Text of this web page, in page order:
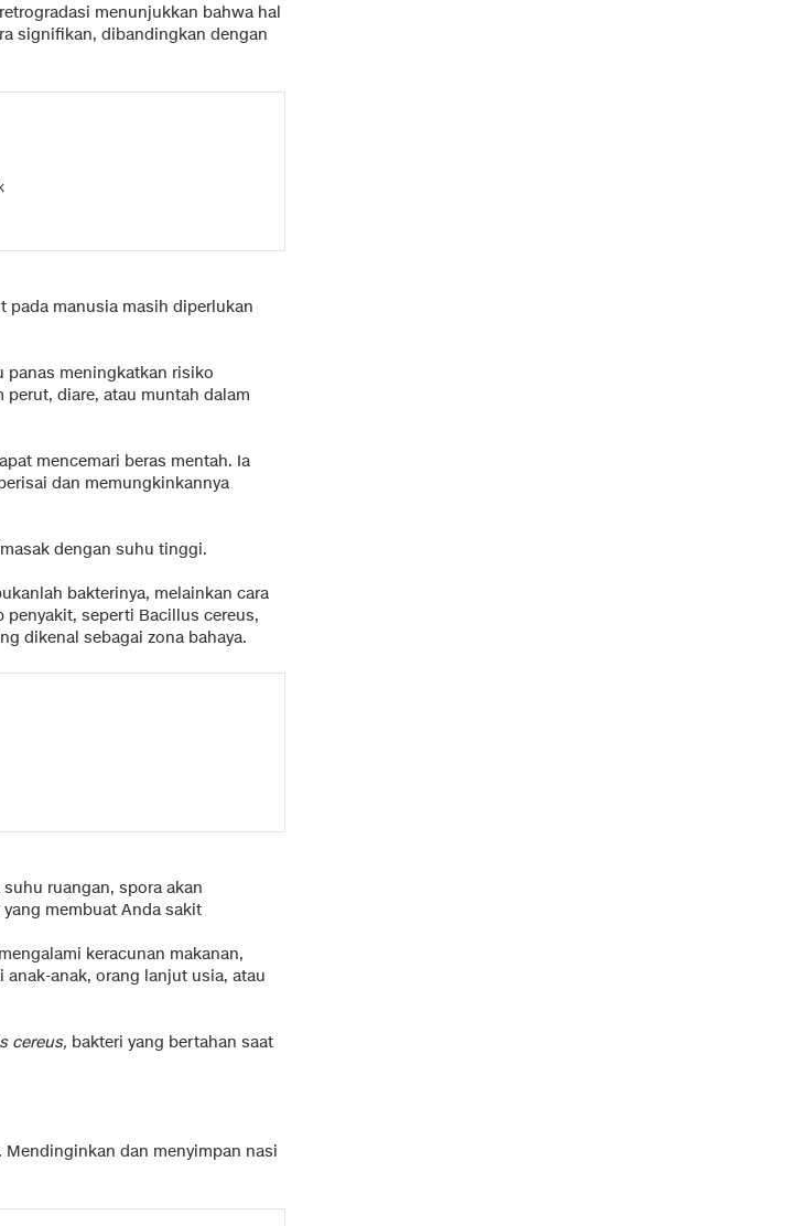
menunjukkan bahwa hal
signifikan, dibandingkan dengan
pada manusia masih diperlukan
panas meningkatkan risiko
perut, diare, atau muntah dalam
mencemari beras mentah. Ia
dan memungkinkannya
dengan suhu tinggi.
bakterinya, melainkan cara
seperti Bacillus cereus,
dikenal sebagai zona bahaya.
ruangan, spora akan
membuat Anda sakit
keracunan makanan,
anak, orang lanjut usia, atau
cereus, bakteri yang bertahan saat
dan menyimpan nasi